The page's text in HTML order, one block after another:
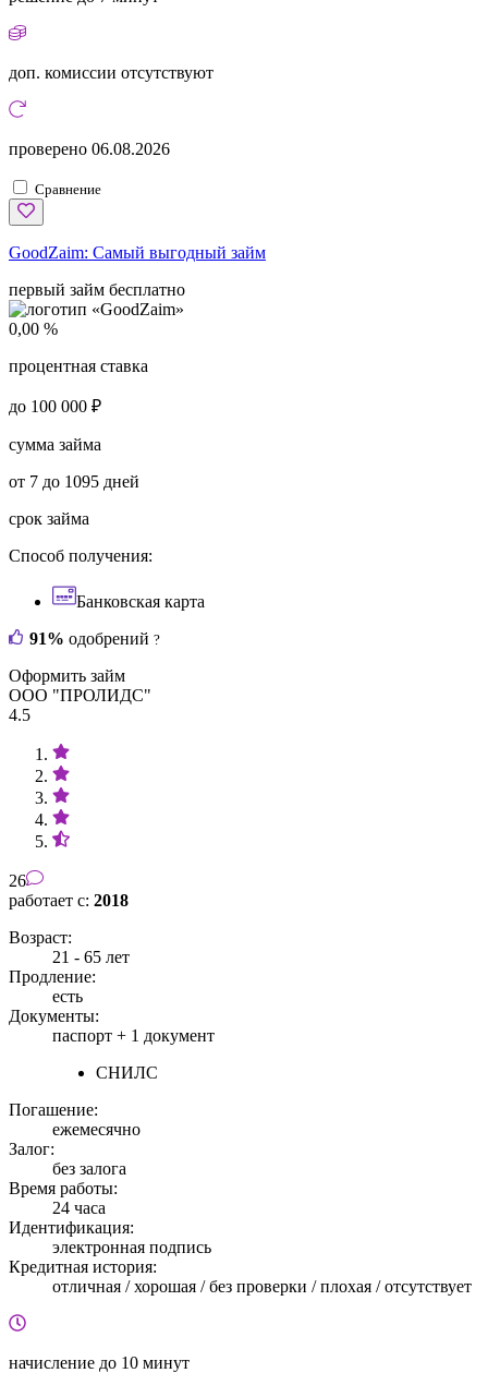
доп. комиссии отсутствуют
проверено 06.08.2026
Сравнение
GoodZaim: Самый выгодный займ
первый займ бесплатно
0,00 %
процентная ставка
до 100 000 ₽
сумма займа
от 7 до 1095 дней
срок займа
Способ получения:
Банковская карта
91% одобрений ?
Оформить займ
ООО "ПРОЛИДС"
4.5
26
работает с: 2018
Возраст:
21 - 65 лет
Продление:
есть
Документы:
паспорт + 1 документ
СНИЛС
Погашение:
ежемесячно
Залог:
без залога
Время работы:
24 часа
Идентификация:
электронная подпись
Кредитная история:
отличная / хорошая / без проверки / плохая / отсутствует
начисление до 10 минут